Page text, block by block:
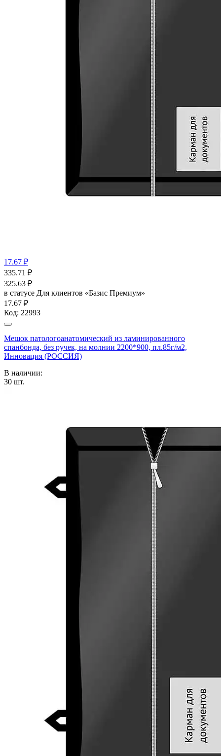
17.67 ₽
335.71 ₽
325.63 ₽
в статусе Для клиентов «Базис Премиум»
17.67 ₽
Код: 22993
Мешок патологоанатомический из ламинированного
спанбонда, без ручек, на молнии 2200*900, пл.85г/м2,
Инновация (РОССИЯ)
В наличии:
30 шт.